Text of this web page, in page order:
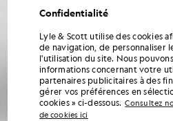
Confidentialité
Lyle & Scott utilise des cookies
de navigation, de personnaliser
l'utilisation du site. Nous
informations concernant votre
partenaires publicitaires à des
gérer vos préférences en
cookies » ci-dessous. Consultez
de cookies ici